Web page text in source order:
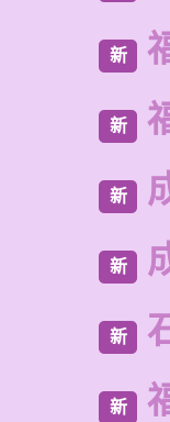
新
新
新
新
新
新